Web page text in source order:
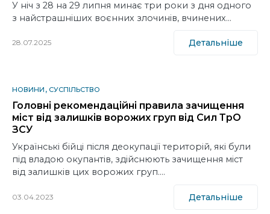
У ніч з 28 на 29 липня минає три роки з дня одного
з найстрашніших воєнних злочинів, вчинених…
28.07.2025 Детальніше
НОВИНИ СУСПІЛЬСТВО
Головні рекомендаційні правила зачищення
міст від залишків ворожих груп від Сил ТрО
ЗСУ
Українські бійці після деокупації територій, які були
під владою окупантів, здійснюють зачищення міст
від залишків цих ворожих груп.…
03.04.2023 Детальніше